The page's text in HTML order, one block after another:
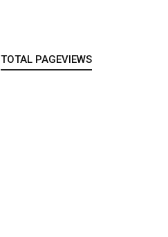
TOTAL PAGEVIEWS